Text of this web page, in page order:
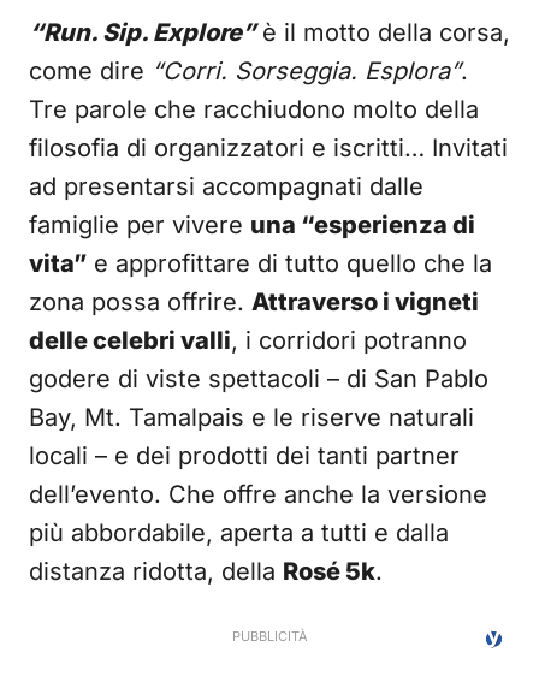
“Run. Sip. Explore”è il motto della corsa,
come dire “Corri. Sorseggia. Esplora”.
Tre parole che racchiudono molto della
filosofia di organizzatori e iscritti… Invitati
ad presentarsi accompagnati dalle
famiglie per vivere una “esperienza di
vita” e approfittare di tutto quello che la
zona possa offrire. Attraverso i vigneti
delle celebri valli, i corridori potranno
godere di viste spettacoli – di San Pablo
Bay, Mt. Tamalpais e le riserve naturali
locali – e dei prodotti dei tanti partner
dell’evento. Che offre anche la versione
più abbordabile, aperta a tutti e dalla
distanza ridotta, della Rosé 5k.